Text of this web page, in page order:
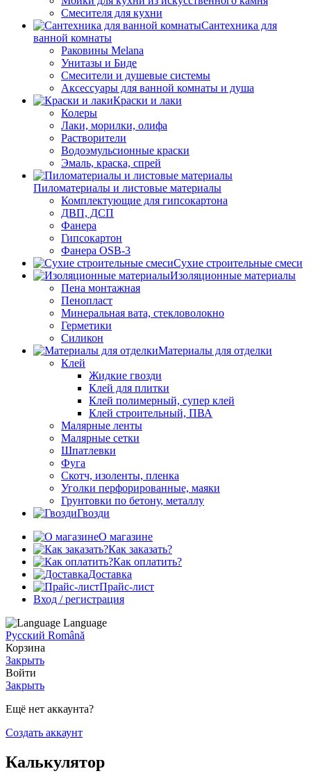
Смесителя для кухни
Сантехника для
ванной комнаты
Раковины Melana
Унитазы и Биде
Смесители и душевые системы
Аксессуары для ванной комнаты и душа
Краски и лаки
Колеры
Лаки, морилки, олифа
Растворители
Водоэмульсионные краски
Эмаль, краска, спрей
Пиломатериалы и листовые материалы
Комплектующие для гипсокартона
ДВП, ДСП
Фанера
Гипсокартон
Фанера OSB-3
Сухие строительные смеси
Изоляционные материалы
Пена монтажная
Пенопласт
Минеральная вата, стекловолокно
Герметики
Силикон
Материалы для отделки
Клей
Жидкие гвозди
Клей для плитки
Клей полимерный, супер клей
Клей строительный, ПВА
Малярные ленты
Малярные сетки
Шпатлевки
Фуга
Скотч, изоленты, пленка
Уголки перфорированные, маяки
Грунтовки по бетону, металлу
Гвозди
О магазине
Как заказать?
Как оплатить?
Доставка
Прайс-лист
Вход / регистрация
Language
Русский Română
Корзина
Закрыть
Войти
Закрыть
Ещё нет аккаунта?
Создать аккаунт
Калькулятор